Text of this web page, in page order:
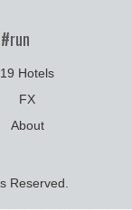
#run
19 Hotels
FX
About
Reserved.